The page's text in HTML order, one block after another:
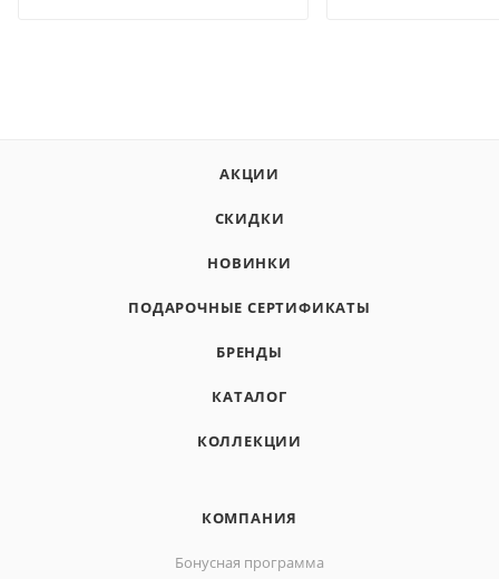
АКЦИИ
СКИДКИ
НОВИНКИ
ПОДАРОЧНЫЕ СЕРТИФИКАТЫ
БРЕНДЫ
КАТАЛОГ
КОЛЛЕКЦИИ
КОМПАНИЯ
Бонусная программа